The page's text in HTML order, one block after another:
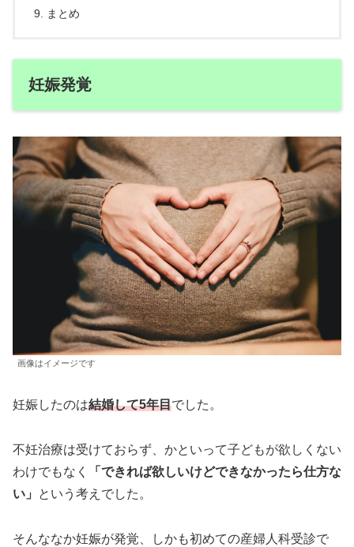
まとめ
妊娠発覚
画像はイメージです
妊娠したのは結婚して5年目でした。
不妊治療は受けておらず、かといって子どもが欲しくない
わけでもなく
「できれば欲しいけどできなかったら仕方な
い」
という考えでした。
そんななか妊娠が発覚、しかも初めての産婦人科受診で